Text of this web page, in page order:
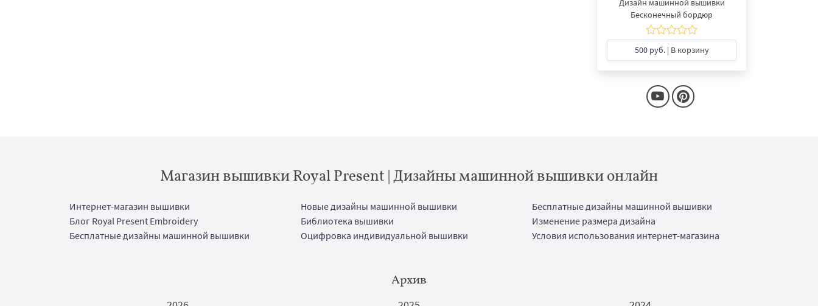
Дизайн машинной вышивки
Бесконечный бордюр
500 руб.| В корзину
Магазин вышивки Royal Present | Дизайны машинной вышивки онлайн
Интернет-магазин вышивки Новые дизайны машинной вышивки
Бесплатные дизайны машинной вышивки
Блог Royal Present Embroidery
Библиотека вышивки
Изменение размера дизайна
Бесплатные дизайны машинной вышивки
Оцифровка индивидуальной вышивки Условия использования интернет-магазина
Архив